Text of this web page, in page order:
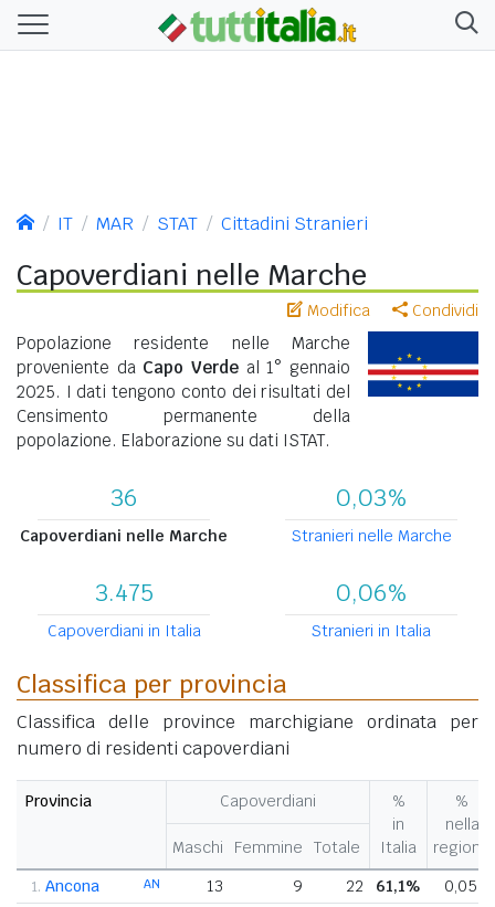
IT MAR STAT Cittadini Stranieri
Capoverdiani nelle Marche
Modifica Condividi
Popolazione residente nelle Marche
proveniente da Capo Verde al 1° gennaio
2025. I dati tengono conto dei risultati del
Censimento permanente della
popolazione. Elaborazione su dati ISTAT.
36
Capoverdiani nelle Marche
0,03%
Stranieri nelle Marche
3.475
Capoverdiani in Italia
0,06%
Stranieri in Italia
Classifica per provincia
Classifica delle province marchigiane ordinata per
numero di residenti capoverdiani
Provincia Capoverdiani
%
in
Italia
%
nella
regione
Maschi Femmine Totale
1. AN
Ancona 13 9 22 61,1% 0,05%